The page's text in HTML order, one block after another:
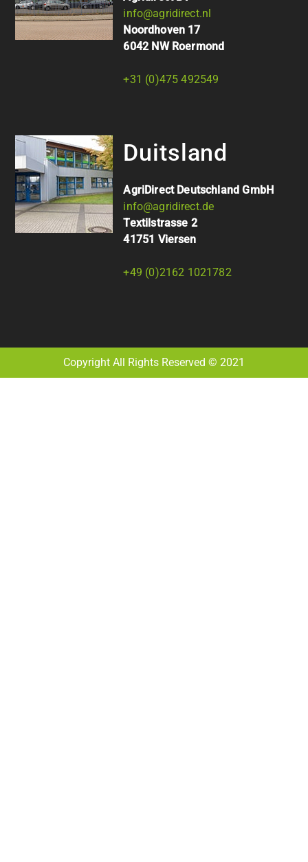
info@agridirect.nl
Noordhoven 17
6042 NW Roermond
+31 (0)475 492549
Duitsland
AgriDirect Deutschland GmbH
info@agridirect.de
Textilstrasse 2
41751 Viersen
+49 (0)2162 1021782
Copyright All Rights Reserved © 2021